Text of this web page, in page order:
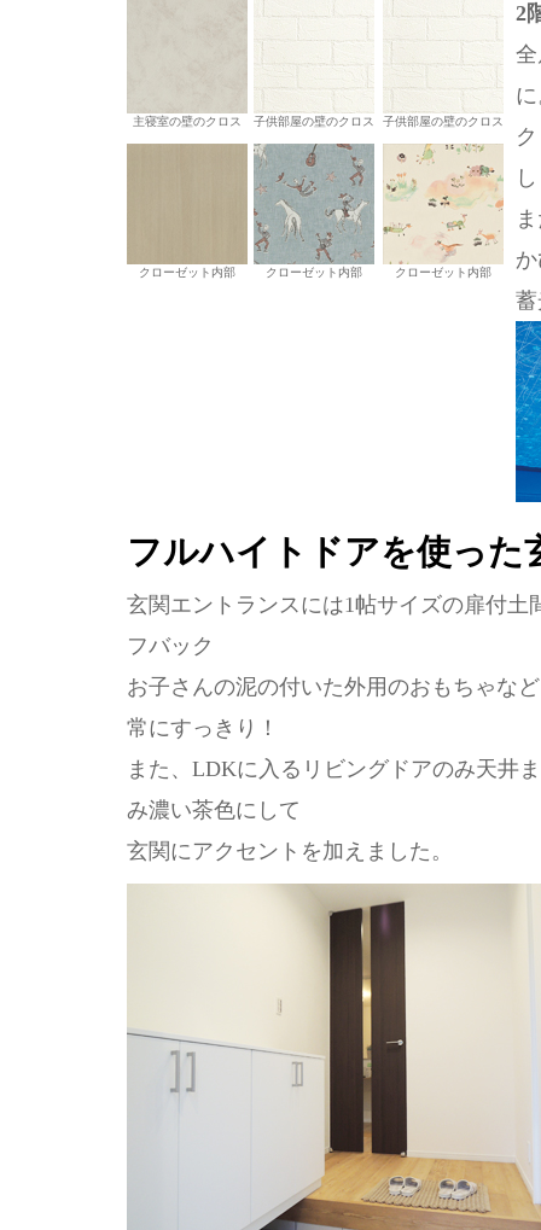
主寝室の壁のクロス
クローゼット内部
子供部屋の壁のクロス
クローゼット内部
子供部屋の壁のクロス
クローゼット内部
2
フルハイトドアを使った
玄関エントランスには1帖サイズの扉付
フバック
お子さんの泥の付いた外用のおもちゃな
常にすっきり！
また、LDKに入るリビングドアのみ天井
み濃い茶色にして
玄関にアクセントを加えました。